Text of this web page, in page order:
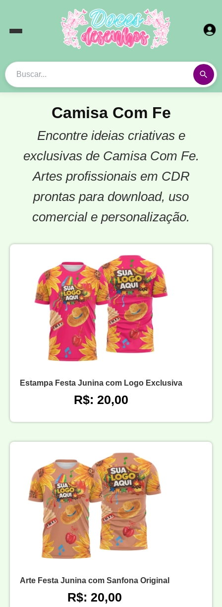
Camisa Com Fe
Encontre ideias criativas e
exclusivas de Camisa Com Fe.
Artes profissionais em CDR
prontas para download, uso
comercial e personalização.
Estampa Festa Junina com Logo Exclusiva
R$: 20,00
Arte Festa Junina com Sanfona Original
R$: 20,00